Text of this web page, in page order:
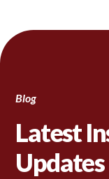
Blog
Latest
Updates